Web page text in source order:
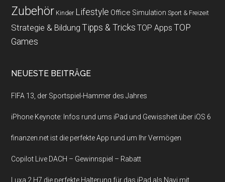
Zubehör Kinder Lifestyle Office Simulation Sport & Freizeit
Strategie & Bildung Tipps & Tricks TOP Apps TOP
Games
NEUESTE BEITRÄGE
FIFA 13, der Sportspiel-Hammer des Jahres
iPhone Keynote: Infos rund ums iPad und Gewissheit über iOS 6
finanzen.net ist die perfekte App rund um Ihr Vermögen
Copilot Live DACH – Gewinnspiel – Rabatt
Luxa 2 H7 die perfekte Halterung für das iPad als Navi mit